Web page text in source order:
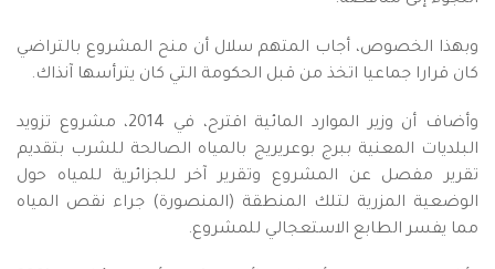
وبهذا الخصوص، أجاب المتهم سلال أن منح المشروع بالتراضي
كان قرارا جماعيا اتخذ من قبل الحكومة التي كان يترأسها آنذاك.
وأضاف أن وزير الموارد المائية اقترح، في 2014، مشروع تزويد
البلديات المعنية ببرج بوعريريج بالمياه الصالحة للشرب بتقديم
تقرير مفصل عن المشروع وتقرير آخر للجزائرية للمياه حول
الوضعية المزرية لتلك المنطقة (المنصورة) جراء نقص المياه
مما يفسر الطابع الاستعجالي للمشروع.